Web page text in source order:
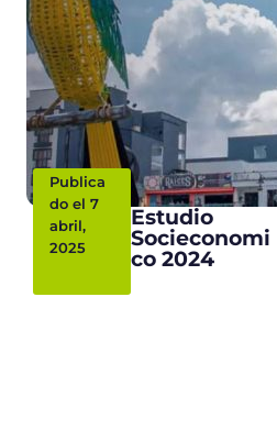
Publica
do el 7
abril,
2025
Estudio
Socieconomi
co 2024